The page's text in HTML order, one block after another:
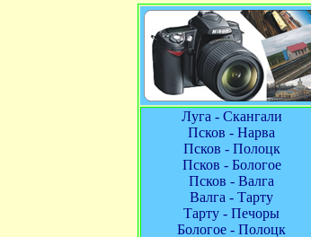
Луга - Скангали
Псков - Нарва
Псков - Полоцк
Псков - Бологое
Псков - Валга
Валга - Тарту
Тарту - Печоры
Бологое - Полоцк